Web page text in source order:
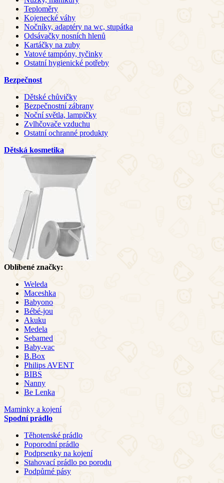
Teploměry
Kojenecké váhy
Nočníky, adaptéry na wc, stupátka
Odsávačky nosních hlenů
Kartáčky na zuby
Vatové tampóny, tyčinky
Ostatní hygienické potřeby
Bezpečnost
Dětské chůvičky
Bezpečnostní zábrany
Noční světla, lampičky
Zvlhčovače vzduchu
Ostatní ochranné produkty
Dětská kosmetika
Oblíbené značky:
Weleda
Maceshka
Babyono
Bébé-jou
Akuku
Medela
Sebamed
Baby-vac
B.Box
Philips AVENT
BIBS
Nanny
Be Lenka
Maminky a kojení
Spodní prádlo
Těhotenské prádlo
Poporodní prádlo
Podprsenky na kojení
Stahovací prádlo po porodu
Podpůrné pásy